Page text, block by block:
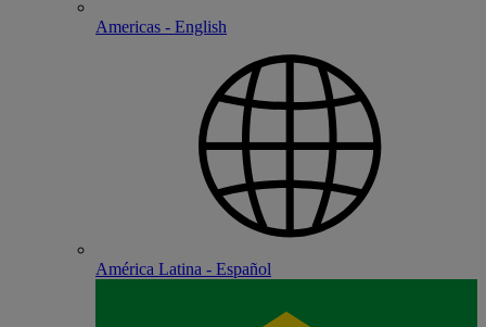
Americas - English
América Latina - Español